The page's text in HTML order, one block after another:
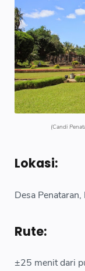
(Candi
Lokasi:
Desa
Rute:
±25 menit dari